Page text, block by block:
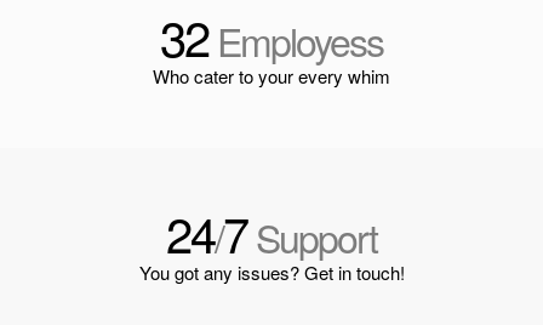
32Employess
Who cater to your every whim
24/7Support
You got any issues? Get in touch!